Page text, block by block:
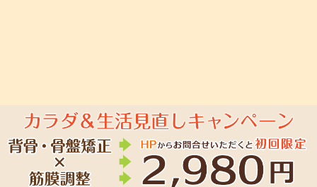
Copyright(c) 2023 あおば整骨院 All Rights Reserved.powered by ラポ
ールスタイル（整骨院・整体院・治療院HP制作）